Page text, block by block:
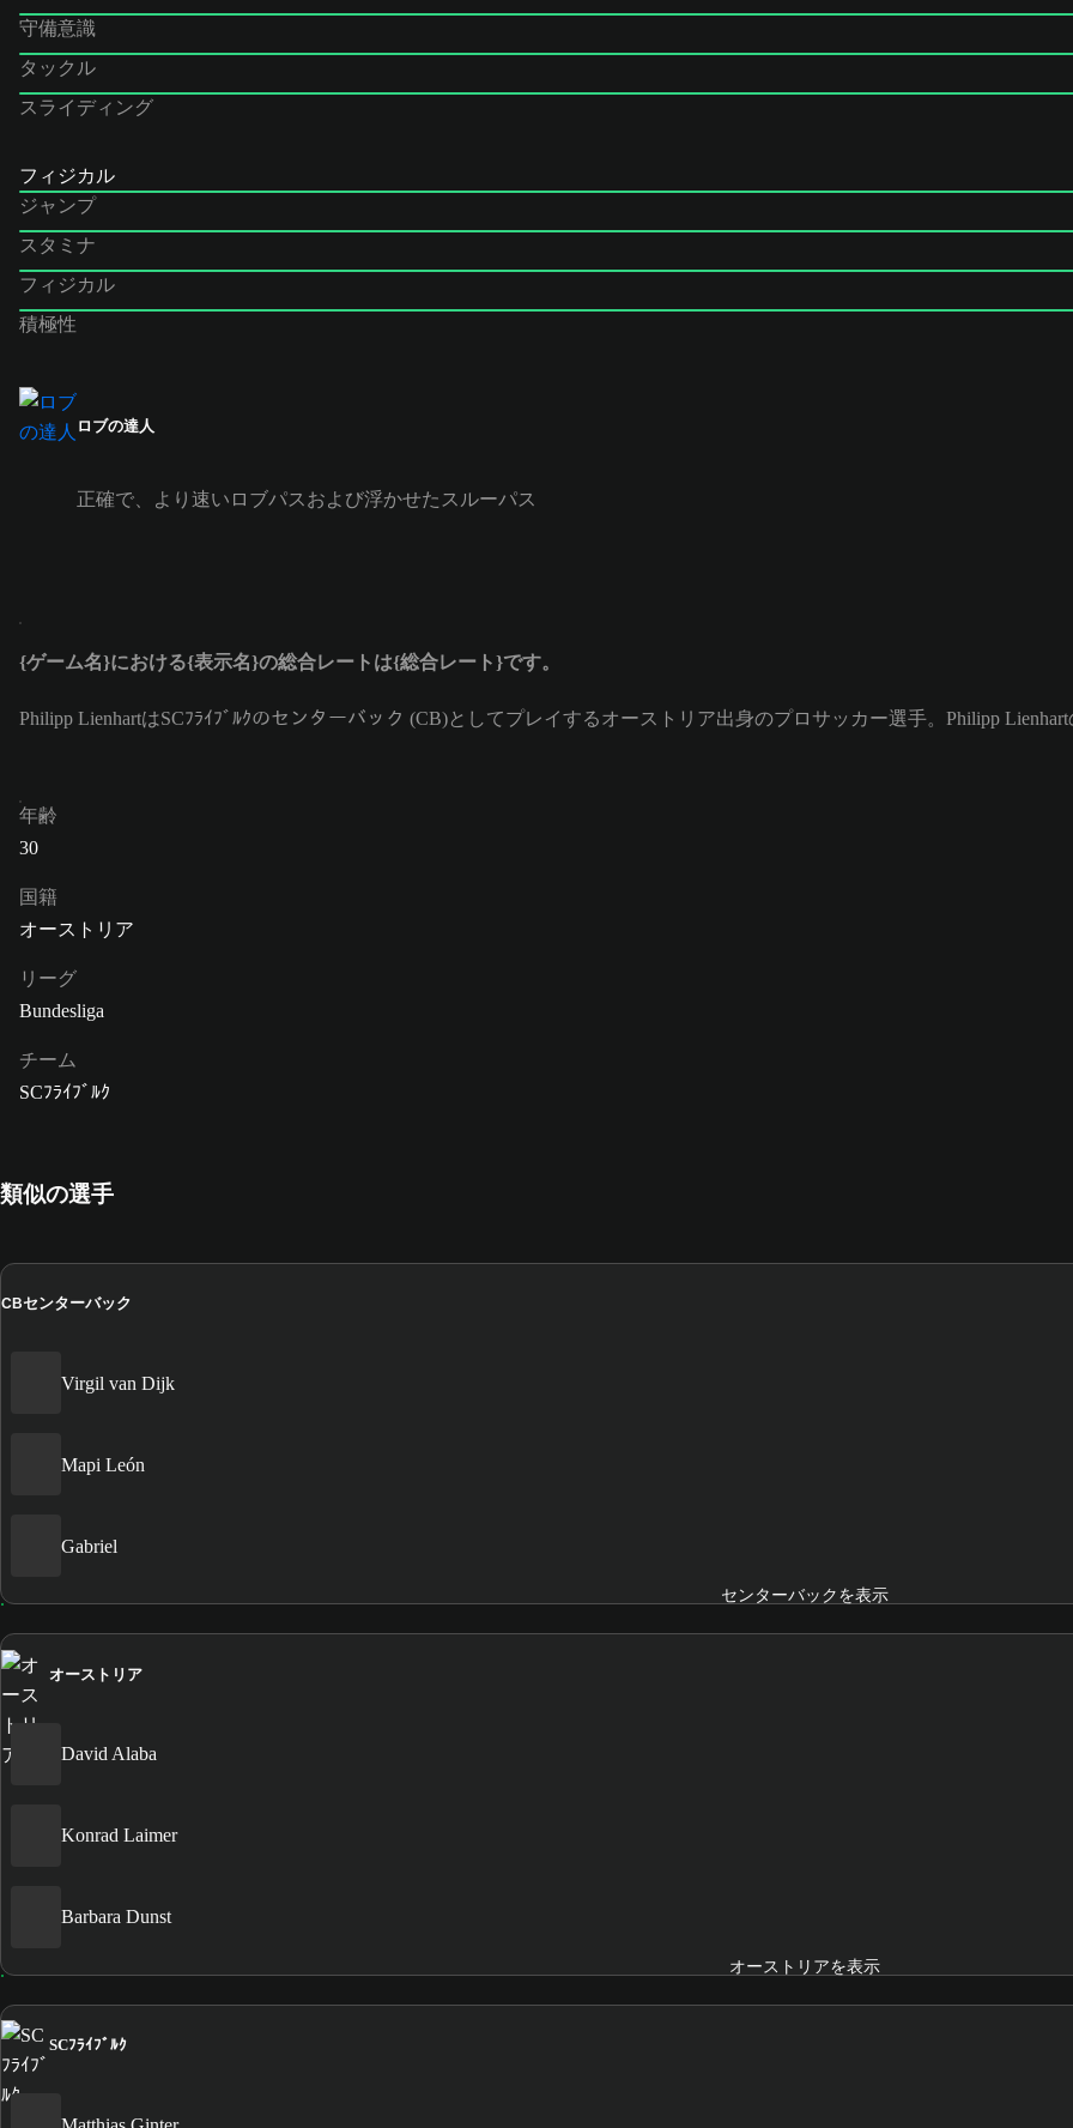
守備意識
タックル
スライディング
フィジカル
ジャンプ
スタミナ
フィジカル
積極性
ロブの達人
正確で、より速いロブパスおよび浮かせたスルーパス
{ゲーム名}における{表示名}の総合レートは{総合レート}です。
Philipp LienhartはSCﾌﾗｲﾌﾞﾙｸのセンターバック (CB)としてプレイするオーストリア出身のプロサッカー選手。Philipp Lienhart
年齢
30
国籍
オーストリア
リーグ
Bundesliga
チーム
SCﾌﾗｲﾌﾞﾙｸ
類似の選手
CBセンターバック
Virgil van Dijk
Mapi León
Gabriel
センターバックを表示
オーストリア
David Alaba
Konrad Laimer
Barbara Dunst
オーストリアを表示
SCﾌﾗｲﾌﾞﾙｸ